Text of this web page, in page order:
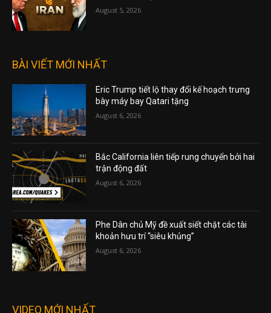
August 5, 2026
BÀI VIẾT MỚI NHẤT
Eric Trump tiết lộ thay đổi kế hoạch trưng
bày máy bay Qatari tặng
August 6, 2026
Bắc California liên tiếp rung chuyển bởi hai
trận động đất
August 6, 2026
Phe Dân chủ Mỹ đề xuất siết chặt các tài
khoản hưu trí “siêu khủng”
August 6, 2026
VIDEO MỚI NHẤT